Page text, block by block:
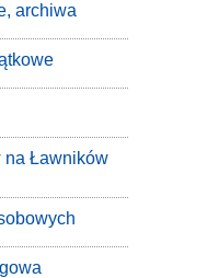
archiwa
na Ławników